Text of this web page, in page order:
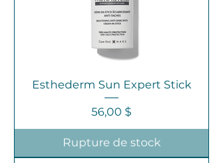
Esthederm Sun Expert Stick
Prix
56,00 $
Rupture de stock